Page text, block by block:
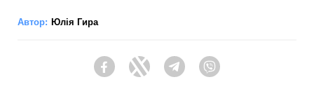
Автор: Юлія Гира
FacebookTwitter Telegram